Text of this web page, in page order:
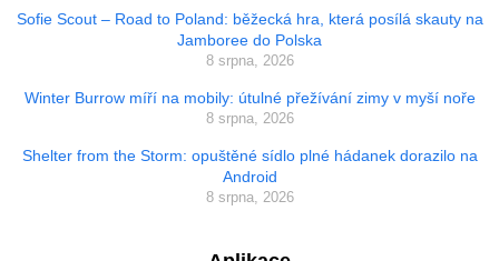
Sofie Scout – Road to Poland: běžecká hra, která posílá skauty na
Jamboree do Polska
8 srpna, 2026
Winter Burrow míří na mobily: útulné přežívání zimy v myší noře
8 srpna, 2026
Shelter from the Storm: opuštěné sídlo plné hádanek dorazilo na
Android
8 srpna, 2026